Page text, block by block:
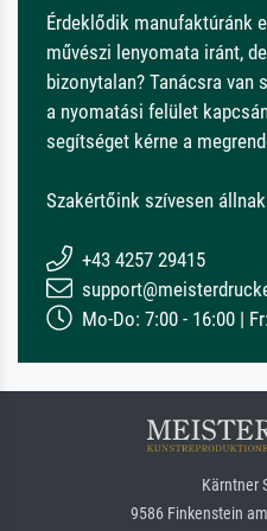
Érdeklődik manufaktúránk
művészi lenyomata iránt,
bizonytalan? Tanácsra van
a nyomatási felület
segítséget kérne a
Szakértőink szívesen
+43 4257 29415
Mo-Do: 7:00 - 16:00 |
Kärntner
9586 Finkenstein